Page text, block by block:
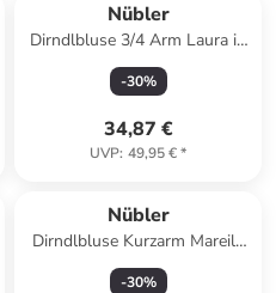
Nübler
Dirndlbluse 3/4 Arm Laura in
Marine
-30%
34,87 €
UVP: 49,95 €*
Nübler
Dirndlbluse Kurzarm Mareile
in Weiß
-30%